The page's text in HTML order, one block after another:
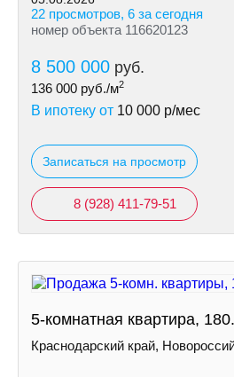
22 просмотров, 6 за сегодня
номер объекта 116620123
8 500 000 руб.
136 000 руб./м2
В ипотеку от 10 000 р/мес
Записаться на просмотр
8 (928) 411-79-51
5-комнатная квартира,
Краснодарский край,